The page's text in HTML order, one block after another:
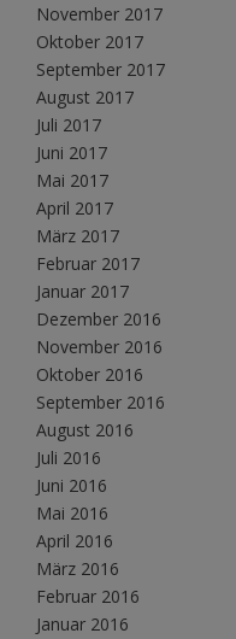
November 2017
Oktober 2017
September 2017
August 2017
Juli 2017
Juni 2017
Mai 2017
April 2017
März 2017
Februar 2017
Januar 2017
Dezember 2016
November 2016
Oktober 2016
September 2016
August 2016
Juli 2016
Juni 2016
Mai 2016
April 2016
März 2016
Februar 2016
Januar 2016